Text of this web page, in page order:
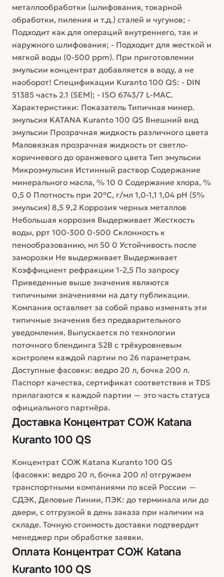
металлообработки (шлифования, токарной
обработки, пиления и т.д.) сталей и чугунов; -
Подходит как для операций внутреннего, так и
наружного шлифования; - Подходит для жесткой и
мягкой воды (0-500 ppm). При приготовлении
эмульсии концентрат добавляется в воду, а не
наоборот! Спецификации Kuranto 100 QS: - DIN
51385 часть 2.1 (SEM); - ISO 6743/7 L-МАС.
Характеристики: Показатель Типичная минер.
эмульсия KATANA Kuranto 100 QS Внешний вид
эмульсии Прозрачная жидкость различного цвета
Маловязкая прозрачная жидкость от светло-
коричневого до оранжевого цвета Тип эмульсии
Микроэмульсия Истинный раствор Содержание
минерального масла, % 10 0 Содержание хлора, %
0,5 0 Плотность при 20°С, г/мл 1,0-1,1 1,04 рН (5%
эмульсия) 8,5 9,2 Коррозия черных металлов
Небольшая коррозия Выдерживает Жесткость
воды, ррт 100-300 0-500 Склонность к
пенообразованию, мл 50 0 Устойчивость после
заморозки Не выдерживает Выдерживает
Коэффициент рефракции 1-2,5 По запросу
Приведенные выше значения являются
типичными значениями на дату публикации.
Компания оставляет за собой право изменять эти
типичные значения без предварительного
уведомления. Выпускается по технологии
поточного блендинга S2B с трёхуровневым
контролем каждой партии по 26 параметрам.
Доступные фасовки: ведро 20 л, бочка 200 л.
Паспорт качества, сертификат соответствия и TDS
прилагаются к каждой партии — это часть статуса
официального партнёра.
Доставка Концентрат СОЖ Katana
Kuranto 100 QS
Концентрат СОЖ Katana Kuranto 100 QS
(фасовки: ведро 20 л, бочка 200 л) отгружаем
транспортными компаниями по всей России —
СДЭК, Деловые Линии, ПЭК: до терминала или до
двери, с отгрузкой в день заказа при наличии на
складе. Точную стоимость доставки подтвердит
менеджер при обработке заявки.
Оплата Концентрат СОЖ Katana
Kuranto 100 QS